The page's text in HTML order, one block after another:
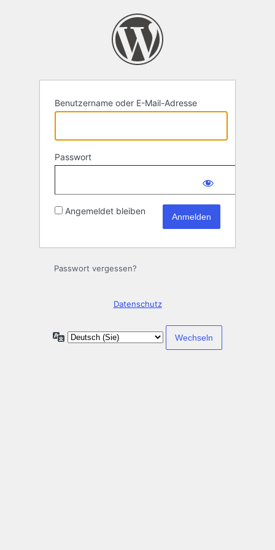
Benutzername oder E-Mail-Adresse
Passwort
Angemeldet bleiben
Passwort vergessen?
Datenschutz
Sprache